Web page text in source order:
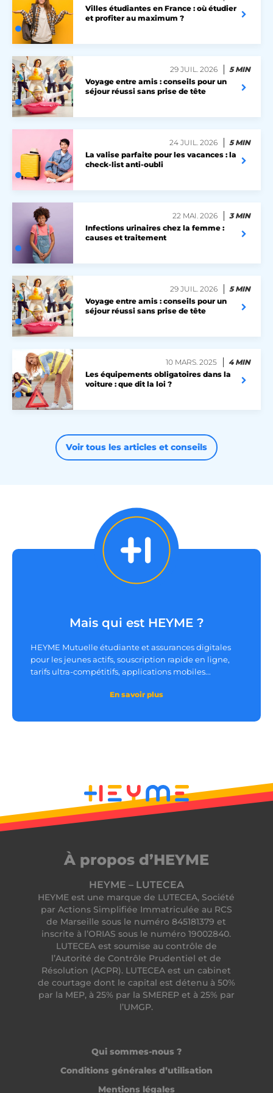
Villes étudiantes en France : où étudier
et profiter au maximum ?
29 JUIL. 2026
5 MIN
Voyage entre amis : conseils pour un
séjour réussi sans prise de tête
24 JUIL. 2026
5 MIN
La valise parfaite pour les vacances : la
check-list anti-oubli
22 MAI. 2026
3 MIN
Infections urinaires chez la femme :
causes et traitement
29 JUIL. 2026
5 MIN
Voyage entre amis : conseils pour un
séjour réussi sans prise de tête
10 MARS. 2025
4 MIN
Les équipements obligatoires dans la
voiture : que dit la loi ?
Voir tous les articles et conseils
Mais qui est HEYME ?
HEYME Mutuelle étudiante et assurances digitales
pour les jeunes actifs, souscription rapide en ligne,
tarifs ultra-compétitifs, applications mobiles...
En savoir plus
À propos d’HEYME
HEYME – LUTECEA
HEYME est une marque de LUTECEA, Société
par Actions Simplifiée Immatriculée au RCS
de Marseille sous le numéro 845181379 et
inscrite à l’ORIAS sous le numéro 19002840.
LUTECEA est soumise au contrôle de
l’Autorité de Contrôle Prudentiel et de
Résolution (ACPR). LUTECEA est un cabinet
de courtage dont le capital est détenu à 50%
par la MEP, à 25% par la SMEREP et à 25% par
l’UMGP.
Qui sommes-nous ?
Conditions générales d’utilisation
Mentions légales
lccid accounts.livechat.com
persistid
heyme.care
to_event_consent_id
X-AB
Stack Exchange Inc.
sc-static.net
heyme_worldpass_session
worldpass.heyme.care
XSRF-TOKEN
__lc_cst
On Direct Business
Services Limited
heyme_session .heyme.care
__oauth_redirect_detector
LiveChat
VISITOR_PRIVACY_METADATA
YouTube
.youtube.com
Politique de confidentialité de
Google